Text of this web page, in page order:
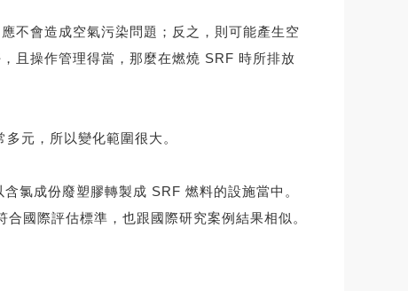
不會造成空氣污染問題；反之，則可能產生空
且操作管理得當，那麼在燃燒 SRF 時所排放
元，所以變化範圍很大。
氯成份廢塑膠轉製成 SRF 燃料的設施當中。
國際評估標準，也跟國際研究案例結果相似。